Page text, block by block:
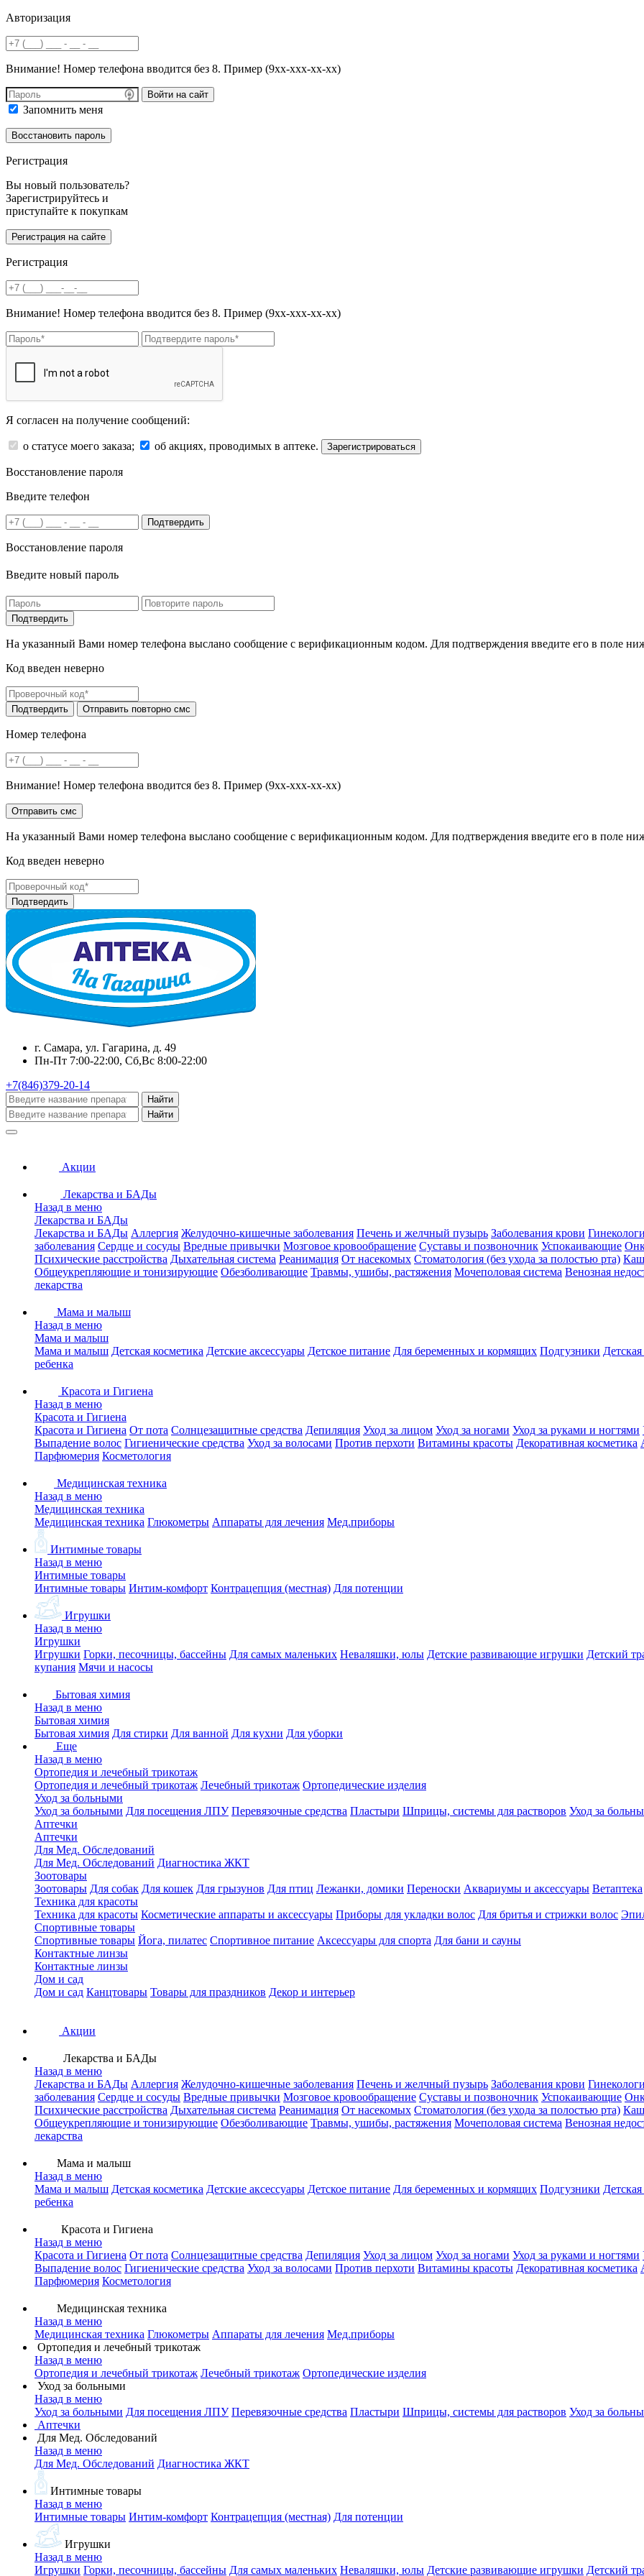
Авторизация
Внимание! Номер телефона вводится без 8. Пример (9хх-ххх-хх-хх)
Войти на сайт
Запомнить меня
Регистрация
Вы новый пользователь?
Зарегистрируйтесь и
приступайте к покупкам
Регистрация
Внимание! Номер телефона вводится без 8. Пример (9хх-ххх-хх-хх)
Я согласен на получение сообщений:
о статусе моего заказа; об акциях, проводимых в аптеке. Зарегистрироваться
Восстановление пароля
Введите телефон
Подтвердить
Восстановление пароля
Введите новый пароль
На указанный Вами номер телефона выслано сообщение с верификационным кодом. Для подтверждения введите его в поле
Код введен неверно
Номер телефона
Внимание! Номер телефона вводится без 8. Пример (9хх-ххх-хх-хх)
На указанный Вами номер телефона выслано сообщение с верификационным кодом. Для подтверждения введите его в поле
Код введен неверно
г. Самара, ул. Гагарина, д. 49
Пн-Пт 7:00-22:00, Сб,Вс 8:00-22:00
+7(846)379-20-14
Найти
Найти
Акции
Лекарства и БАДы
Назад в меню
Лекарства и БАДы
Лекарства и БАДы Аллергия Желудочно-кишечные заболевания Печень и желчный пузырь Заболевания крови
заболевания Сердце и сосуды Вредные привычки Мозговое кровообращение Суставы и позвоночник Успокаивающие
Психические расстройства Дыхательная система Реанимация От насекомых Стоматология (без ухода за полостью рта)
Общеукрепляющие и тонизирующие Обезболивающие Травмы, ушибы, растяжения Мочеполовая система Венозная
лекарства
Мама и малыш
Назад в меню
Мама и малыш
Мама и малыш Детская косметика Детские аксессуары Детское питание Для беременных и кормящих Подгузники
ребенка
Красота и Гигиена
Назад в меню
Красота и Гигиена
Красота и Гигиена От пота Солнцезащитные средства Депиляция Уход за лицом Уход за ногами Уход за руками и ногтями
Выпадение волос Гигиенические средства Уход за волосами Против перхоти Витамины красоты Декоративная косметика
Парфюмерия Косметология
Медицинская техника
Назад в меню
Медицинская техника
Медицинская техника Глюкометры Аппараты для лечения Мед.приборы
Интимные товары
Назад в меню
Интимные товары
Интимные товары Интим-комфорт Контрацепция (местная) Для потенции
Игрушки
Назад в меню
Игрушки
Игрушки Горки, песочницы, бассейны Для самых маленьких Неваляшки, юлы Детские развивающие игрушки Детский
купания Мячи и насосы
Бытовая химия
Назад в меню
Бытовая химия
Бытовая химия Для стирки Для ванной Для кухни Для уборки
Еще
Назад в меню
Ортопедия и лечебный трикотаж
Ортопедия и лечебный трикотаж Лечебный трикотаж Ортопедические изделия
Уход за больными
Уход за больными Для посещения ЛПУ Перевязочные средства Пластыри Шприцы, системы для растворов Уход за
Аптечки
Аптечки
Для Мед. Обследований
Для Мед. Обследований Диагностика ЖКТ
Зоотовары
Зоотовары Для собак Для кошек Для грызунов Для птиц Лежанки, домики Переноски Аквариумы и аксессуары Ветаптека
Техника для красоты
Техника для красоты Косметические аппараты и аксессуары Приборы для укладки волос Для бритья и стрижки волос
Спортивные товары
Спортивные товары Йога, пилатес Спортивное питание Аксессуары для спорта Для бани и сауны
Контактные линзы
Контактные линзы
Дом и сад
Дом и сад Канцтовары Товары для праздников Декор и интерьер
Акции
Лекарства и БАДы
Назад в меню
Лекарства и БАДы Аллергия Желудочно-кишечные заболевания Печень и желчный пузырь Заболевания крови
заболевания Сердце и сосуды Вредные привычки Мозговое кровообращение Суставы и позвоночник Успокаивающие
Психические расстройства Дыхательная система Реанимация От насекомых Стоматология (без ухода за полостью рта)
Общеукрепляющие и тонизирующие Обезболивающие Травмы, ушибы, растяжения Мочеполовая система Венозная
лекарства
Мама и малыш
Назад в меню
Мама и малыш Детская косметика Детские аксессуары Детское питание Для беременных и кормящих Подгузники
ребенка
Красота и Гигиена
Назад в меню
Красота и Гигиена От пота Солнцезащитные средства Депиляция Уход за лицом Уход за ногами Уход за руками и ногтями
Выпадение волос Гигиенические средства Уход за волосами Против перхоти Витамины красоты Декоративная косметика
Парфюмерия Косметология
Медицинская техника
Назад в меню
Медицинская техника Глюкометры Аппараты для лечения Мед.приборы
Ортопедия и лечебный трикотаж
Назад в меню
Ортопедия и лечебный трикотаж Лечебный трикотаж Ортопедические изделия
Уход за больными
Назад в меню
Уход за больными Для посещения ЛПУ Перевязочные средства Пластыри Шприцы, системы для растворов Уход за
Аптечки
Для Мед. Обследований
Назад в меню
Для Мед. Обследований Диагностика ЖКТ
Интимные товары
Назад в меню
Интимные товары Интим-комфорт Контрацепция (местная) Для потенции
Игрушки
Назад в меню
Игрушки Горки, песочницы, бассейны Для самых маленьких Неваляшки, юлы Детские развивающие игрушки Детский